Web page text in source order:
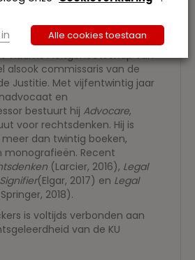
aan de KU Brussel,
Verbond der Vlaamse
Vlaams Pleitgenootschap van
alsook commissaris van de
Justitie. Met vijfentwintig jaar
en
bestuurt hij Advocare,
voor rechtsdenken. Hij is
dan twintig boeken,
monografieën. Recent
(Larcier, 2016), Legal
(Elgar, 2017) en Legal
2018).
is voltijds verbonden aan
van de KU
Alle cookies toestaan